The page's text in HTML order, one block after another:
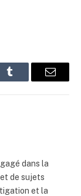
Tumblr
E-
dans la
de sujets
et la